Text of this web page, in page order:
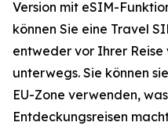
Version mit eSIM-
können Sie eine Travel
entweder vor Ihrer
unterwegs. Sie können
EU-Zone verwenden,
Entdeckungsreisen